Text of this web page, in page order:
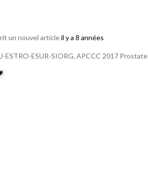
un nouvel articleil y a 8 années
ESTRO-ESUR-SIORG, APCCC 2017 Prostate